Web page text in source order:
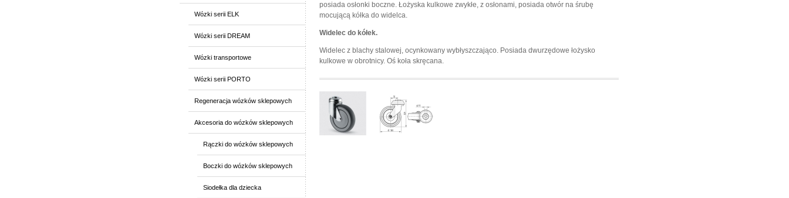
Wózki serii ELK
Wózki serii DREAM
Wózki transportowe
Wózki serii PORTO
Regeneracja wózków sklepowych
Akcesoria do wózków sklepowych
Rączki do wózków sklepowych
Boczki do wózków sklepowych
Siodełka dla dziecka
posiada osłonki boczne. Łożyska kulkowe zwykłe, z osłonami, posiada otwór na śrubę
mocującą kółka do widelca.
Widelec do kółek.
Widelec z blachy stalowej, ocynkowany wybłyszczająco. Posiada dwurzędowe łożysko
kulkowe w obrotnicy. Oś koła skręcana.